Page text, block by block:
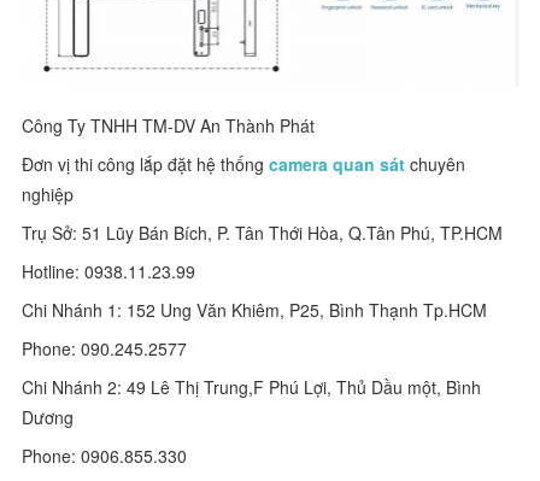
Công Ty TNHH TM-DV An Thành Phát
Đơn vị thi công lắp đặt hệ thốngcamera quan sát chuyên
nghiệp
Trụ Sở: 51 Lũy Bán Bích, P. Tân Thới Hòa, Q.Tân Phú, TP.HCM
Hotline: 0938.11.23.99
Chi Nhánh 1: 152 Ung Văn Khiêm, P25, Bình Thạnh Tp.HCM
Phone: 090.245.2577
Chi Nhánh 2: 49 Lê Thị Trung,F Phú Lợi, Thủ Dầu một, Bình
Dương
Phone: 0906.855.330